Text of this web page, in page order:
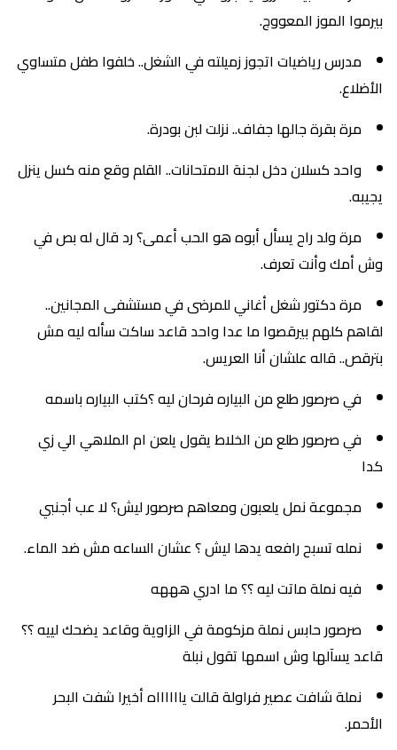
بيرموا الموز المعووج.
مدرس رياضيات اتجوز زميلته في الشغل.. خلفوا طفل متساوي
الأضلاع.
مرة بقرة جالها جفاف.. نزلت لبن بودرة.
واحد كسلان دخل لجنة الامتحانات.. القلم وقع منه كسل ينزل
يجيبه.
مرة ولد راح يسأل أبوه هو الحب أعمى؟ رد قال له بص في
وش أمك وأنت تعرف.
مرة دكتور شغل أغاني للمرضى في مستشفى المجانين..
لقاهم كلهم بيرقصوا ما عدا واحد قاعد ساكت سأله ليه مش
بترقص.. قاله علشان أنا العريس.
في صرصور طلع من البياره فرحان ليه ؟كتب البياره باسمه
في صرصور طلع من الخلاط يقول يلعن ام الملاهي الي زي
كدا
مجموعة نمل يلعبون ومعاهم صرصور ليش؟ لا عب أجنبي
نمله تسبح رافعه يدها ليش ؟ عشان الساعه مش ضد الماء.
فيه نملة ماتت ليه ؟؟ ما ادري هههه
صرصور حابس نملة مزكومة في الزاوية وقاعد يضحك لييه ؟؟
قاعد يسآلها وش اسمها تقول نبلة
نملة شافت عصير فراولة قالت يااااااه أخيرا شفت البحر
الأحمر.